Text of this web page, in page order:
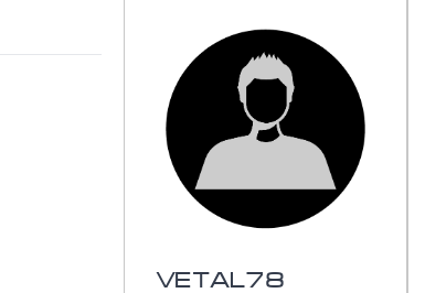
VETAL78